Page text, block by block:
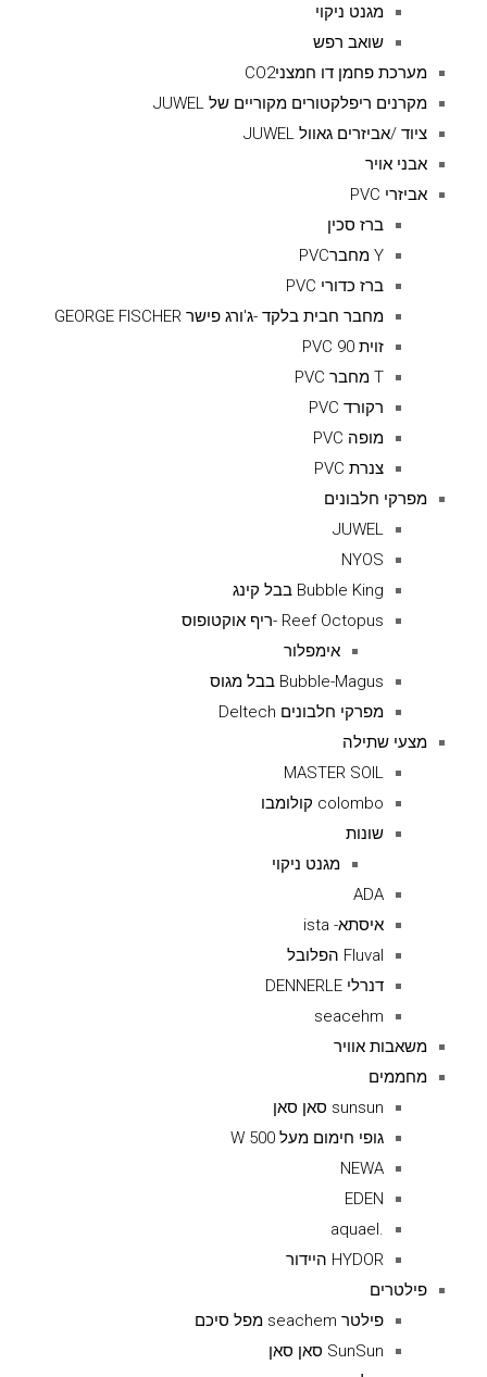
מגנט ניקוי
שואב רפש
מערכת פחמן דו חמצניCO2
מקרנים ריפלקטורים מקוריים של JUWEL
ציוד /אביזרים גאוול JUWEL
אבני אויר
אביזרי PVC
ברז סכין
Y מחברPVC
ברז כדורי PVC
מחבר חבית בלקד -ג'ורג פישר GEORGE FISCHER
זוית 90 PVC
T מחבר PVC
רקורד PVC
מופה PVC
צנרת PVC
מפרקי חלבונים
JUWEL
NYOS
Bubble King בבל קינג
Reef Octopus -ריף אוקטופוס
אימפלור
Bubble-Magus בבל מגוס
מפרקי חלבונים Deltech
מצעי שתילה
MASTER SOIL
colombo קולומבו
שונות
מגנט ניקוי
ADA
איסתא- ista
Fluval הפלובל
דנרלי DENNERLE
seacehm
משאבות אוויר
מחממים
sunsun סאן סאן
גופי חימום מעל 500 W
NEWA
EDEN
.aquael
HYDOR היידור
פילטרים
פילטר seachem מפל סיכם
SunSun סאן סאן